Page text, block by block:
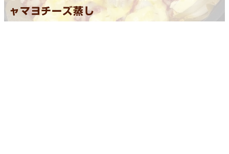
ャマヨチーズ蒸し